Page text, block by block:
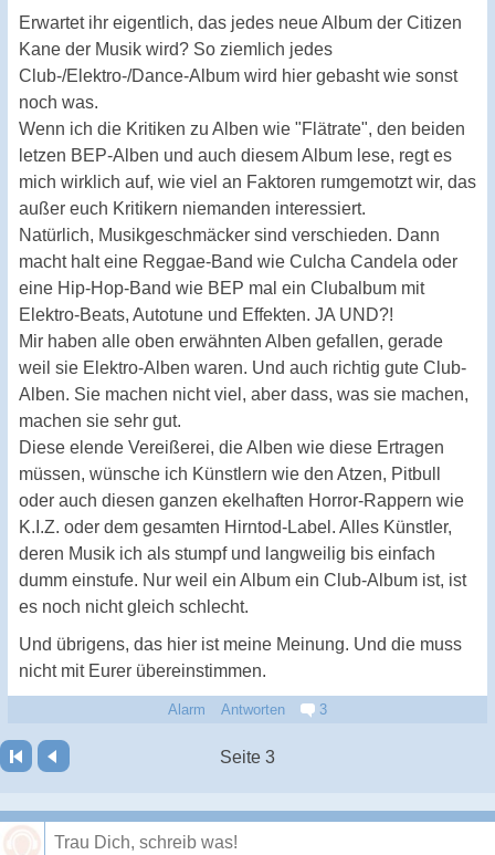
Erwartet ihr eigentlich, das jedes neue Album der Citizen
Kane der Musik wird? So ziemlich jedes
Club-/Elektro-/Dance-Album wird hier gebasht wie sonst
noch was.
Wenn ich die Kritiken zu Alben wie "Flätrate", den beiden
letzen BEP-Alben und auch diesem Album lese, regt es
mich wirklich auf, wie viel an Faktoren rumgemotzt wir, das
außer euch Kritikern niemanden interessiert.
Natürlich, Musikgeschmäcker sind verschieden. Dann
macht halt eine Reggae-Band wie Culcha Candela oder
eine Hip-Hop-Band wie BEP mal ein Clubalbum mit
Elektro-Beats, Autotune und Effekten. JA UND?!
Mir haben alle oben erwähnten Alben gefallen, gerade
weil sie Elektro-Alben waren. Und auch richtig gute Club-
Alben. Sie machen nicht viel, aber dass, was sie machen,
machen sie sehr gut.
Diese elende Vereißerei, die Alben wie diese Ertragen
müssen, wünsche ich Künstlern wie den Atzen, Pitbull
oder auch diesen ganzen ekelhaften Horror-Rappern wie
K.I.Z. oder dem gesamten Hirntod-Label. Alles Künstler,
deren Musik ich als stumpf und langweilig bis einfach
dumm einstufe. Nur weil ein Album ein Club-Album ist, ist
es noch nicht gleich schlecht.
Und übrigens, das hier ist meine Meinung. Und die muss
nicht mit Eurer übereinstimmen.
Alarm Antworten 3
Seite 3